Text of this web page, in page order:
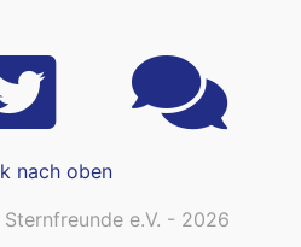
nach oben
e.V. - 2026